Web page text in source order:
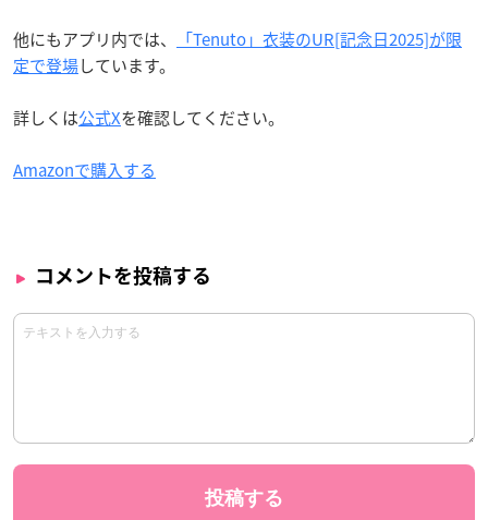
他にもアプリ内では、
「Tenuto」衣装のUR[記念日2025]が限
定で登場しています。
詳しくは公式Xを確認してください。
Amazonで購入する
コメントを投稿する